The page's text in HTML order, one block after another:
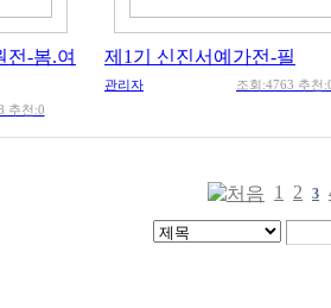
전-봄.여
추천:0
제1기 신진서예가전-필
관리자 조회:4763 추천
1 2 3